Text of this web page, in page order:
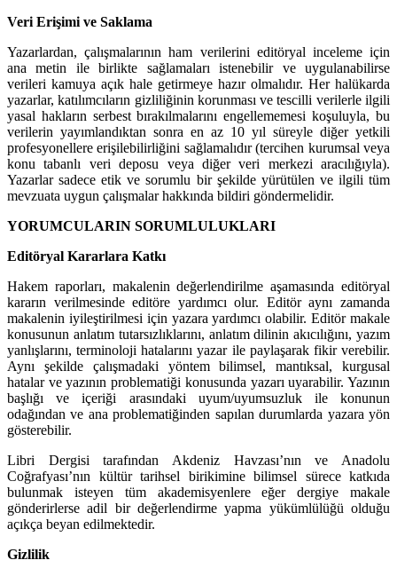
Veri Erişimi ve Saklama
Yazarlardan, çalışmalarının ham verilerini editöryal inceleme için
ana metin ile birlikte sağlamaları istenebilir ve uygulanabilirse
verileri kamuya açık hale getirmeye hazır olmalıdır. Her halükarda
yazarlar, katılımcıların gizliliğinin korunması ve tescilli verilerle ilgili
yasal hakların serbest bırakılmalarını engellememesi koşuluyla, bu
verilerin yayımlandıktan sonra en az 10 yıl süreyle diğer yetkili
profesyonellere erişilebilirliğini sağlamalıdır (tercihen kurumsal veya
konu tabanlı veri deposu veya diğer veri merkezi aracılığıyla).
Yazarlar sadece etik ve sorumlu bir şekilde yürütülen ve ilgili tüm
mevzuata uygun çalışmalar hakkında bildiri göndermelidir.
YORUMCULARIN SORUMLULUKLARI
Editöryal Kararlara Katkı
Hakem raporları, makalenin değerlendirilme aşamasında editöryal
kararın verilmesinde editöre yardımcı olur. Editör aynı zamanda
makalenin iyileştirilmesi için yazara yardımcı olabilir. Editör makale
konusunun anlatım tutarsızlıklarını, anlatım dilinin akıcılığını, yazım
yanlışlarını, terminoloji hatalarını yazar ile paylaşarak fikir verebilir.
Aynı şekilde çalışmadaki yöntem bilimsel, mantıksal, kurgusal
hatalar ve yazının problematiği konusunda yazarı uyarabilir. Yazının
başlığı ve içeriği arasındaki uyum/uyumsuzluk ile konunun
odağından ve ana problematiğinden sapılan durumlarda yazara yön
gösterebilir.
Libri Dergisi tarafından Akdeniz Hav­zası’nın ve Anadolu
Coğrafyası’nın kültür tarihsel birikimine bilimsel sürece katkıda
bulunmak isteyen tüm akademisyenlere eğer dergiye makale
gönderirlerse adil bir değerlendirme yapma yükümlülüğü olduğu
açıkça beyan edilmektedir.
Gizlilik